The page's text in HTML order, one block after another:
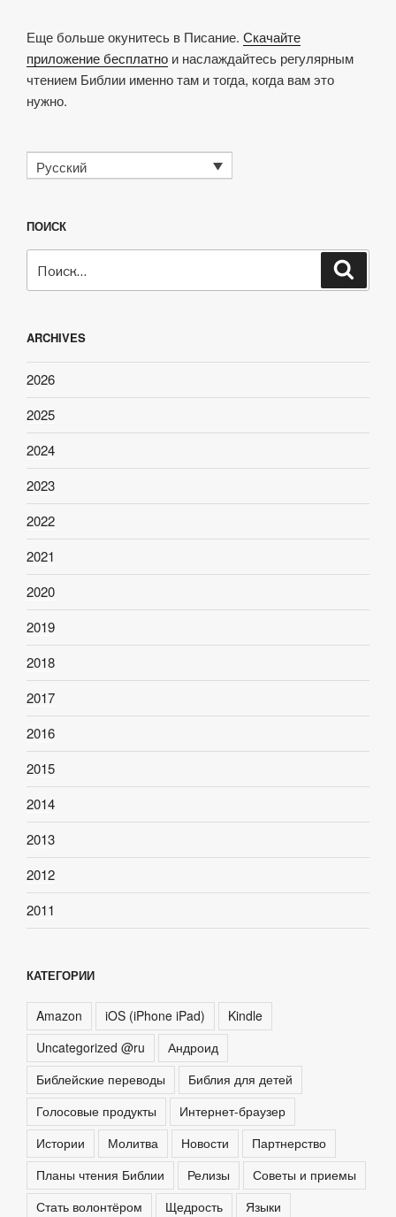
Еще больше окунитесь в Писание. Скачайте
приложение бесплатно и наслаждайтесь регулярным
чтением Библии именно там и тогда, когда вам это
нужно.
Русский
ПОИСК
ARCHIVES
2026
2025
2024
2023
2022
2021
2020
2019
2018
2017
2016
2015
2014
2013
2012
2011
КАТЕГОРИИ
Amazon iOS (iPhone iPad)
Kindle
Uncategorized @ru
Андроид
Библейские переводы
Библия для детей
Голосовые продукты
Интернет-браузер
Истории
Молитва Новости
Партнерство
Планы чтения Библии
Релизы
Советы и приемы
Стать волонтёром
Щедрость
Языки